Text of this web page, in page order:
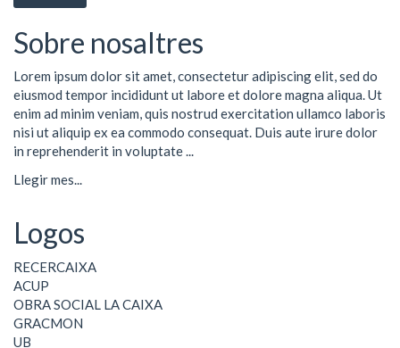
Sobre nosaltres
Lorem ipsum dolor sit amet, consectetur adipiscing elit, sed do
eiusmod tempor incididunt ut labore et dolore magna aliqua. Ut
enim ad minim veniam, quis nostrud exercitation ullamco laboris
nisi ut aliquip ex ea commodo consequat. Duis aute irure dolor
in reprehenderit in voluptate ...
Llegir mes...
Logos
RECERCAIXA
ACUP
OBRA SOCIAL LA CAIXA
GRACMON
UB